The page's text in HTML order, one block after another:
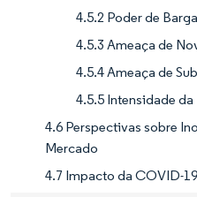
4.5.2 Poder de
4.5.3 Ameaça de
4.5.4 Ameaça de
4.5.5 Intensidade
4.6 Perspectivas sobre
Mercado
4.7 Impacto da COVID-